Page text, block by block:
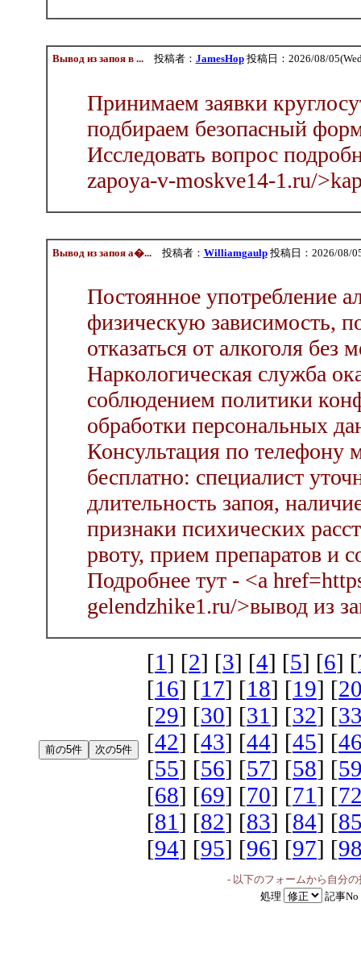
Вывод из запоя в ...投稿者： JamesHop投稿日：2026/08/
Принимаем заявки
подбираем безопасный
Исследовать вопрос
zapoya-v-moskve14-1.ru/
Вывод из запоя а�...投稿者： Williamgaulp投稿日：2026/08/
Постоянное употребление
физическую зависимость,
отказаться от алкоголя
Наркологическая служба
соблюдением политики
обработки персональных
Консультация по телефону
бесплатно: специалист
длительность запоя,
признаки психических
рвоту, прием препаратов и
Подробнее тут - <a
gelendzhike1.ru/>вывод из
[1 ] [2] [3] [4] [5] [6] [
[16] [17] [18] [19] [
[29] [30] [31 ] [32] [
[42] [43] [44] [45] [
[55] [56] [57] [58] [
[68] [69] [70] [71 ] [
[81 ] [82] [83] [84] [
[94] [95] [96] [97] [
- 以下のフォームから自分
処理
記事No